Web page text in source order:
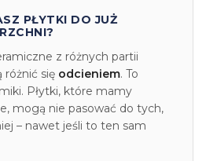
PŁYTKI DO JUŻ
z różnych partii
się odcieniem. To
Płytki, które mamy
mogą nie pasować do tych,
– nawet jeśli to ten sam